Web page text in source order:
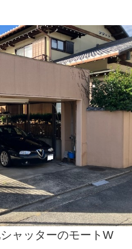
ャッターのモートW